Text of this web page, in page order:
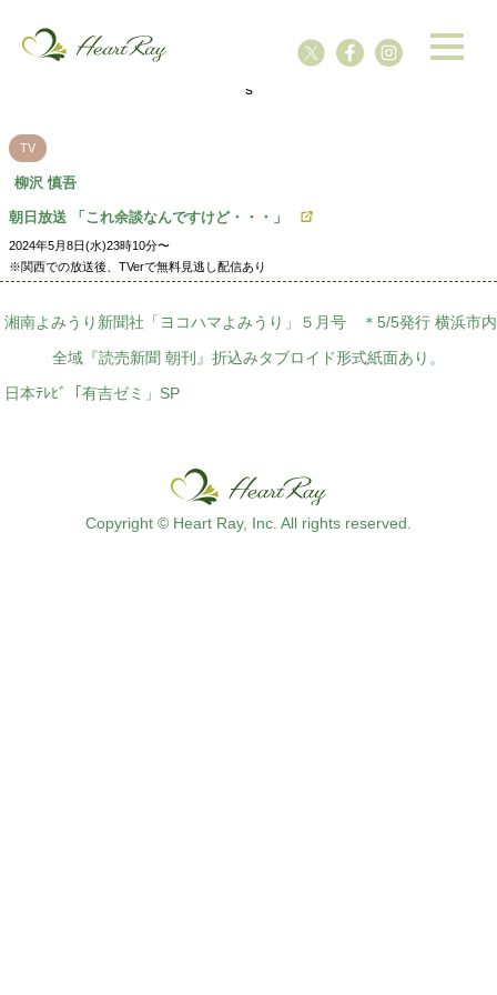
s
TV
柳沢 慎吾
朝日放送 「これ余談なんですけど・・・」
2024年5月8日(水)23時10分〜
※関西での放送後、TVerで無料見逃し配信あり
湘南よみうり新聞社「ヨコハマよみうり」５月号 ＊5/5発行 横浜市内
全域『読売新聞 朝刊』折込みタブロイド形式紙面あり。
日本ﾃﾚﾋﾞ「有吉ゼミ」SP
Copyright © Heart Ray, Inc. All rights reserved.